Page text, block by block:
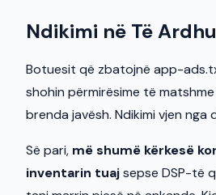
Ndikimi në Të
Botuesit që zbatojnë app-
shohin përmirësime të
brenda javësh. Ndikimi vjen nga
Së pari, më shumë kërkesë
inventarin tuajsepse DSP-të